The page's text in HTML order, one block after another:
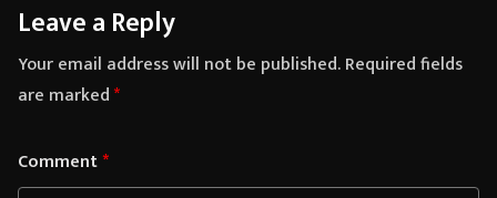
Leave a Reply
Your email address will not be published.Required fields
are marked*
Comment*